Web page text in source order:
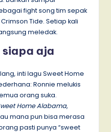
fight song tim sepak
Tide. Setiap kali
meledak.
aja
inti lagu Sweet Home
Ronnie melukis
orang suka.
Home Alabama,
mana pun bisa merasa
pasti punya “sweet